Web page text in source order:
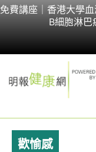
免費講座｜香港大學
B細胞淋
Skip
歡愉感